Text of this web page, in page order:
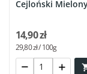
Cejloński
14,90 zł
29,80 zł / 100g